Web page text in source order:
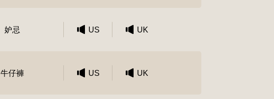
妒忌 US UK
牛仔褲 US UK